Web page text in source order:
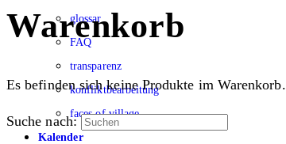
glossar
FAQ
transparenz
konfliktbearbeitung
faces of village
Kalender
Warenkorb
Es befinden sich keine Produkte im Warenkorb.
Suche nach: